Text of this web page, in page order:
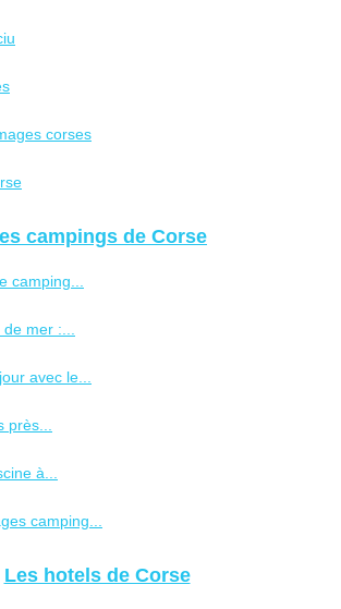
corses
campings de Corse
camping...
mer :...
avec le...
à...
camping...
Les hotels de Corse